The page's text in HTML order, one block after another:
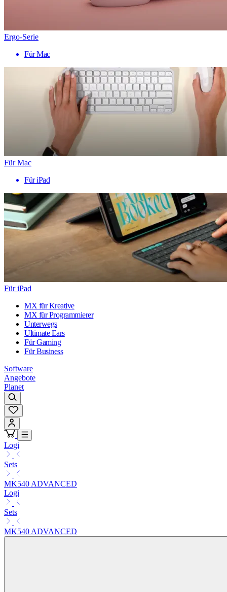
Ergo-Serie
Für Mac
Für Mac
Für iPad
Für iPad
MX für Kreative
MX für Programmierer
Unterwegs
Ultimate Ears
Für Gaming
Für Business
Software
Angebote
Planet
Logi
Sets
MK540 ADVANCED
Logi
Sets
MK540 ADVANCED